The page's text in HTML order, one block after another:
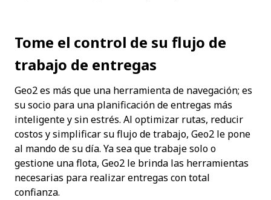
Tome el control de su flujo de
trabajo de entregas
Geo2 es más que una herramienta de navegación; es
su socio para una planificación de entregas más
inteligente y sin estrés. Al optimizar rutas, reducir
costos y simplificar su flujo de trabajo, Geo2 le pone
al mando de su día. Ya sea que trabaje solo o
gestione una flota, Geo2 le brinda las herramientas
necesarias para realizar entregas con total
confianza.